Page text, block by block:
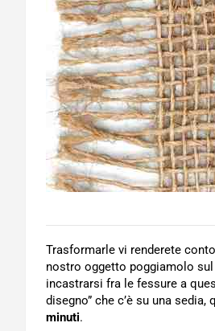
Trasformarle vi renderete
nostro oggetto poggiamolo sul
incastrarsi fra le fessure a
disegno” che c’è su una
minuti.